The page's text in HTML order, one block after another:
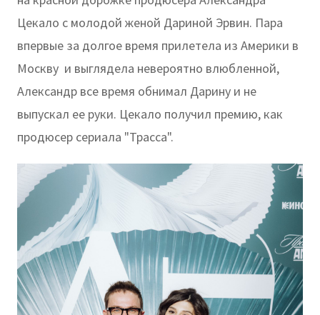
Цекало с молодой женой Дариной Эрвин. Пара
впервые за долгое время прилетела из Америки в
Москву и выглядела невероятно влюбленной,
Александр все время обнимал Дарину и не
выпускал ее руки. Цекало получил премию, как
продюсер сериала "Трасса".